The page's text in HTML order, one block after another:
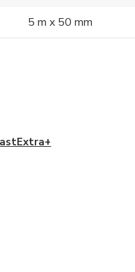
5 m x 50 mm